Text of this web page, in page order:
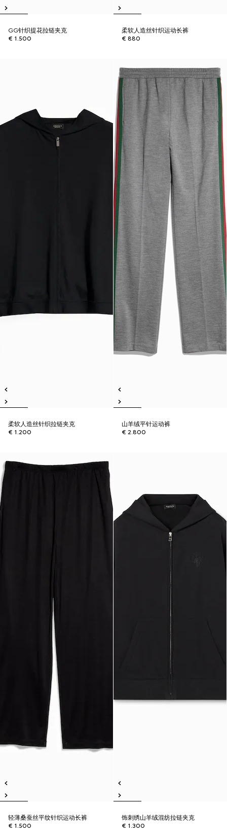
GG针织提花拉链夹克
€ 1.500
柔软人造丝针织运动长裤
€ 880
柔软人造丝针织拉链夹克
€ 1.200
山羊绒平针运动裤
€ 2.800
轻薄桑蚕丝平纹针织运动长裤
€ 1.500
饰刺绣山羊绒混纺拉链夹克
€ 1.300